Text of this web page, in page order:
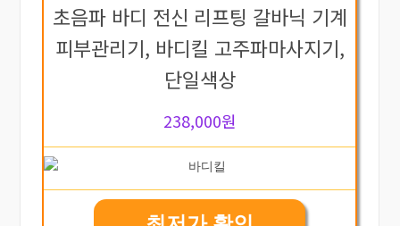
초음파 바디 전신 리프팅 갈바닉 기계
피부관리기, 바디킬 고주파마사지기,
단일색상
238,000원